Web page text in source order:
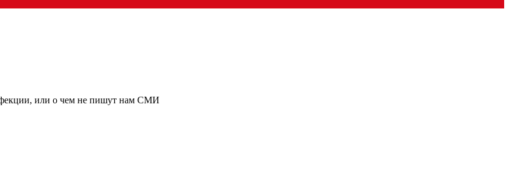
или о чем не пишут нам СМИ